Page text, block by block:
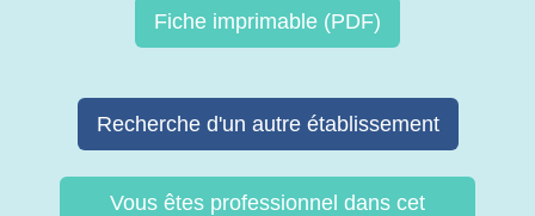
Fiche imprimable (PDF)
Recherche d'un autre établissement
Vous êtes professionnel dans cet